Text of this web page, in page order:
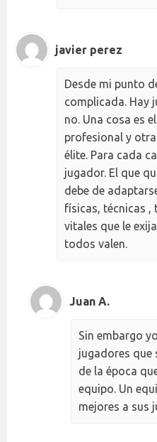
javier perez
Desde mi punto
complicada. Hay
no. Una cosa es
profesional y
élite. Para cada
jugador. El que
debe de
físicas, técnicas ,
vitales que le
todos valen.
Juan A.
Sin embargo
jugadores que
de la época
equipo. Un
mejores a sus